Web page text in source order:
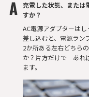
充電した状態、または
すか？
AC電源アダプターは
差し込むと、電源ラン
2か所ある左右どちら
か？片方だけで あれ
ます。